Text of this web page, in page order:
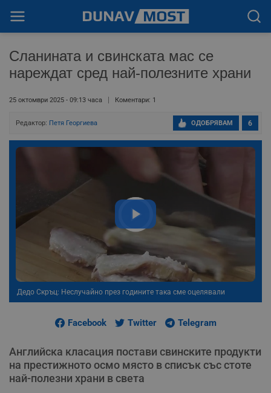
Сланината и свинската мас се
нареждат сред най-полезните храни
25 октомври 2025 - 09:13 часа Коментари: 1
Редактор: Петя Георгиева 6
ОДОБРЯВАМ
Дедо Скръц: Неслучайно през годините така сме оцелявали
Facebook Twitter Telegram
Английска класация постави свинските продукти
на престижното осмо място в списък със стоте
най-полезни храни в света